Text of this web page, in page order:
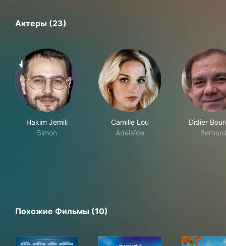
Актеры (23)
Hakim Jemili
Simon
Camille Lou
Adélaïde
Didier
Bernard
Похожие Фильмы (10)